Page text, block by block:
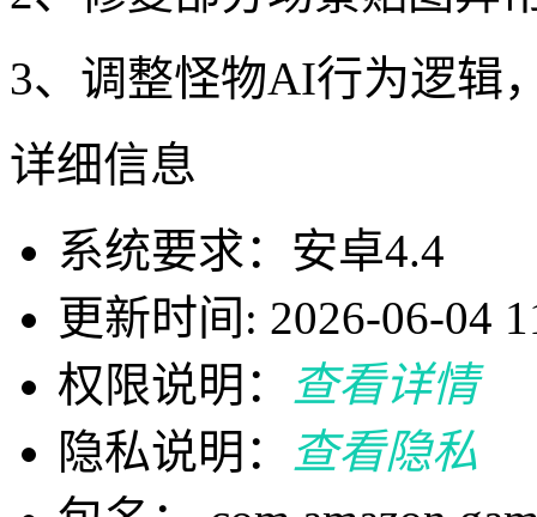
3、调整怪物AI行为逻辑
详细信息
系统要求：安卓4.4
更新时间: 2026-06-04
权限说明：
查看详情
隐私说明：
查看隐私